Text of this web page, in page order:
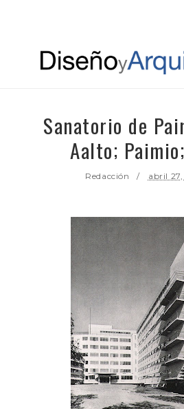
Sanatorio de
Aalto;
Redacción abril